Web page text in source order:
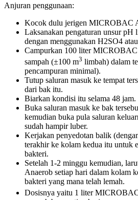
Anjuran penggunaan:
Kocok dulu jerigen MICROBAC
Laksanakan pengaturan unsur pH
dengan menggunakan H2SO4
Campurkan 100 liter
sampah (±100 m3 limbah) dalam
pencampuran minimal).
Tutup saluran masuk ke tempat
dari bak itu.
Biarkan kondisi itu selama 48 jam.
Buka saluran masuk ke bak
kemudian buka pula saluran
sudah hampir luber.
Kerjakan penyedotan balik
terakhir ke kolam kedua itu untuk
bakteri.
Setelah 1-2 minggu kemudian,
Anaerob setiap hari dalam kolam
bakteri yang mana telah lemah.
Dosisnya yaitu 1 liter